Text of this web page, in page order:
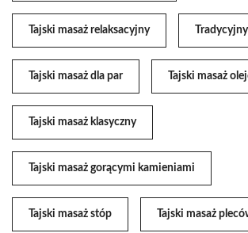
Tajski masaż relaksacyjny
Tajski masaż dla par Tajski masaż
Tajski masaż klasyczny
Tajski masaż gorącymi kamieniami
Tajski masaż stóp Tajski masaż